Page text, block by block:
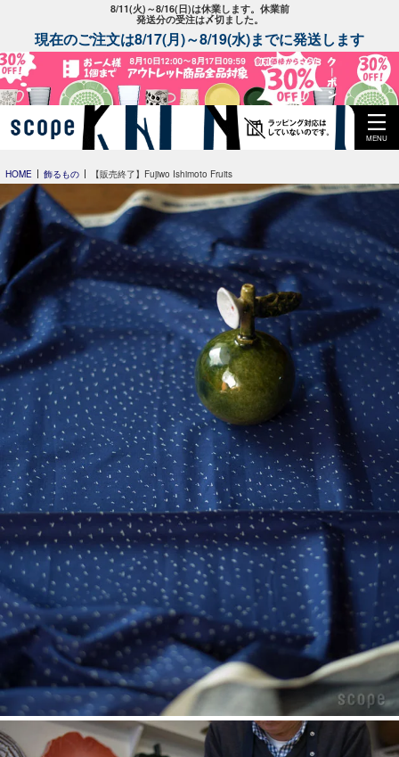
8/11(火)～8/16(日)は休業します。休業前
発送分の受注は〆切ました。
現在のご注文は8/17(月)～8/19(水)までに発送します
MENU
HOME 飾るもの 【販売終了】Fujiwo Ishimoto Fruits